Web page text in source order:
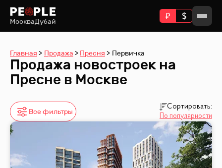
МоскваДубай
Главная Продажа Пресня Первичка
Продажа новостроек на
Пресне в Москве
Все фильтры
Сортировать:
По популярности